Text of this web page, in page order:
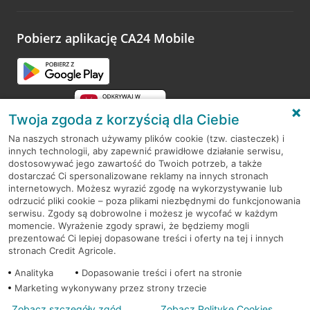
opinie.
Pobierz aplikację CA24 Mobile
RODO
Regulamin serwisu
Mapa serwisu
PolitykaCookies
Twoja zgoda z korzyścią dla Ciebie
Na naszych stronach używamy plików cookie (tzw. ciasteczek) i
innych technologii, aby zapewnić prawidłowe działanie serwisu,
dostosowywać jego zawartość do Twoich potrzeb, a także
dostarczać Ci spersonalizowane reklamy na innych stronach
internetowych. Możesz wyrazić zgodę na wykorzystywanie lub
odrzucić pliki cookie – poza plikami niezbędnymi do funkcjonowania
serwisu. Zgody są dobrowolne i możesz je wycofać w każdym
momencie. Wyrażenie zgody sprawi, że będziemy mogli
prezentować Ci lepiej dopasowane treści i oferty na tej i innych
stronach Credit Agricole.
Analityka
Dopasowanie treści i ofert na stronie
Marketing wykonywany przez strony trzecie